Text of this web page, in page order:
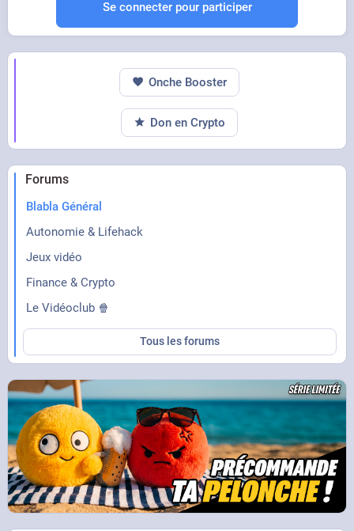
Se connecter pour participer
Forums
Blabla Général
Autonomie & Lifehack
Jeux vidéo
Finance & Crypto
Le Vidéoclub 🍿
Tous les forums
Onche Booster
Don en Crypto